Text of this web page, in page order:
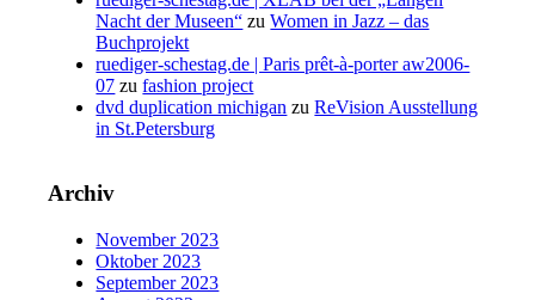
Nacht der Museen“ zuWomen in Jazz – das
Buchprojekt
ruediger-schestag.de | Paris prêt-à-porter aw2006-
07 zufashion project
dvd duplication michigan zuReVision Ausstellung
in St.Petersburg
Archiv
November 2023
Oktober 2023
September 2023